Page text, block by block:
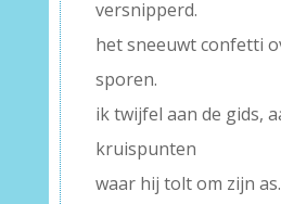
versnipperd.
het sneeuwt confetti
sporen.
ik twijfel aan de gids,
kruispunten
waar hij tolt om zijn as.